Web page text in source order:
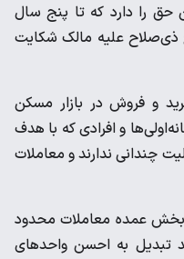
حق را دارد که تا پنج سال
ذی‌صلاح علیه مالک شکایت
و فروش در بازار مسکن
و افرادی که با هدف
چندانی ندارند و معاملات
بخش عمده معاملات محدود
تبدیل به احسن واحدهای